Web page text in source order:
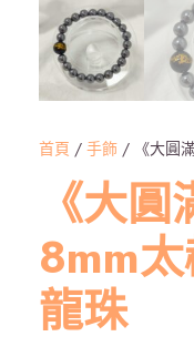
首頁 / 手飾 / 《大圓
《大圓
8mm
龍珠